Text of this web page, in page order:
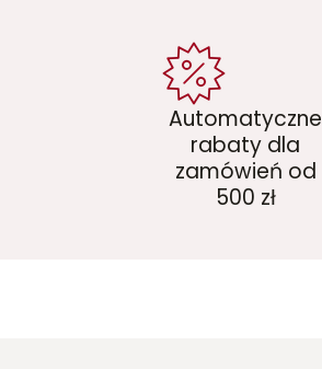
Automatyczne
rabaty dla
zamówień od
500 zł